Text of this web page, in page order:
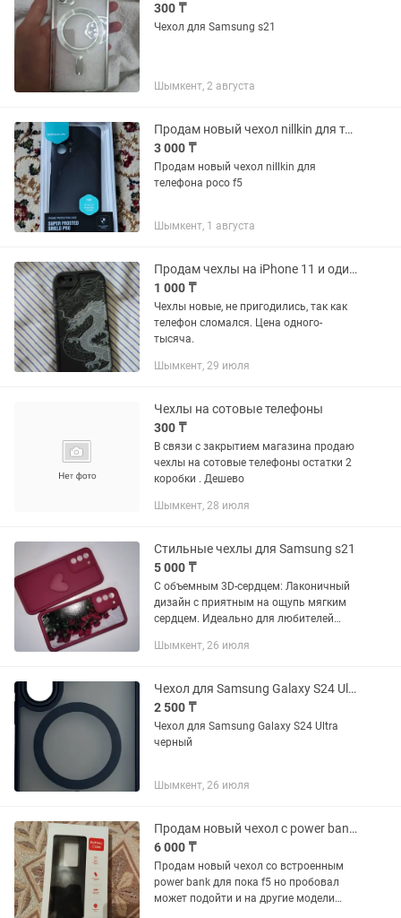
300 ₸
Чехол для Samsung s21
Шымкент, 2 августа
Продам новый чехол nillkin для телефона poco f5
3 000 ₸
Продам новый чехол nillkin для
телефона poco f5
Шымкент, 1 августа
Продам чехлы на iPhone 11 и один чехол на iPhone 7
1 000 ₸
Чехлы новые, не пригодились, так как
телефон сломался. Цена одного-
тысяча.
Шымкент, 29 июля
Чехлы на сотовые телефоны
300 ₸
В связи с закрытием магазина продаю
чехлы на сотовые телефоны остатки 2
коробки . Дешево
Шымкент, 28 июля
Стильные чехлы для Samsung s21
5 000 ₸
С объемным 3D-сердцем: Лаконичный
дизайн с приятным на ощупь мягким
сердцем. Идеально для любителей
Качественная печать с глубокими
Шымкент, 26 июля
Чехол для Samsung Galaxy S24 Ultra
2 500 ₸
Чехол для Samsung Galaxy S24 Ultra
черный
Шымкент, 26 июля
Продам новый чехол с power bank для poko f5 но подойдёт и к другим
6 000 ₸
Продам новый чехол со встроенным
power bank для пока f5 но пробовал
может подойти и на другие модели